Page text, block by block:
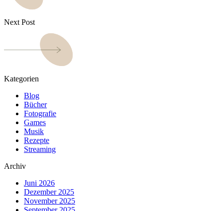
Next Post
Kategorien
Blog
Bücher
Fotografie
Games
Musik
Rezepte
Streaming
Archiv
Juni 2026
Dezember 2025
November 2025